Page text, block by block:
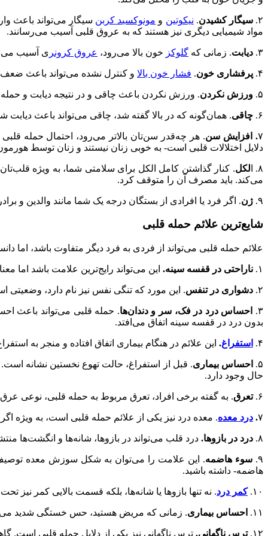
۲. سیگار کشیدن. نیکوتین و مونوکسید کربن سیگار می‌تواند باعث
مواد شیمیایی دیگری نیز هستند که به عروق قلبی آسیب می‌رسانند.
۳. دیابت. زمانی که گلوکز خون بالا می‌رود، عروق کرونر ی آسیب
۴. پرفشاری خون. فشار خون بالا و کنترل نشده می‌تواند باعث
۵. ورزش نکردن. ورزش نکردن باعث چاقی و در نتیجه دیابت و
۶. چاقی. همان‌گونه که در بالا گفته شد، چاقی می‌تواند باعث
۷. افزایش سن. هر چه‌قدر سن‌تان بالاتر می‌رود، احتمال حمله
دلایل اختلالات قلبی است- به خوبی زنان نیستند و زنان توسط
۸. ا لکل. کنار گذاشتن کامل الکل برای سلامتی شما، به ویژه
می‌کند. باید مصرف آن را متوقف کرد.
۹. ژن. اگر فرد یا افرادی از بستگان درجه یک شما مانند والدین و
شایع‌ترین علائم حمله قلبی
علائم حمله قلبی می‌تواند از فردی به فرد دیگر متفاوت باشد، اما
۱. ناراحتی در قفسه سینه. این می‌تواند رایج‌ترین علامت باشد
۲. دشواری در تنفس. این مورد که تنگی نفس نیز نام دارد،
۳. احساس درد در فک، سر و دندانها. حمله قلبی می‌تواند باعث
بدون درد در قفسه سینه اتفاق می‌افتد.
۴. استفراغ. این علائم در هنگام بیماری اتفاق افتاده و منجر به
۵. احساس بیماری. قبل از استفراغ، حالت تهوع نخستین نشانه است.
حال وجود دارد.
۶. تعرق. به گفته برخی افراد، تعرق مربوط به حمله قلبی، نوعی
۷. درد معده. معده درد نیز یکی از علائم حمله قلبی است، به ویژه
۸. درد در بازوها. درد قلب می‌تواند در بازوها، شانه‌ها و انگشت‌ها
۹. سوء هاضمه. این علامت را می‌توان به شکل سوزش معده
هاضمه- داشته باشید.
۱۰. کمر درد. نه تنها بازوها یا شانه‌ها، بلکه قسمت بالایی کمر
۱۱. احساس بیماری. زمانی که مریض هستید، حس خستگی شدید
۱۲. ترس ناگهانی. ترس ناگهانی نیز یکی از دلایل حمله قلبی است.